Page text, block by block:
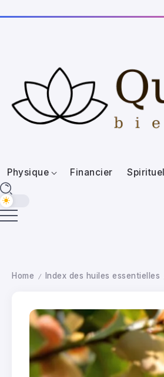
Physique Financier Spirituel
Home / Index des huiles essentielles